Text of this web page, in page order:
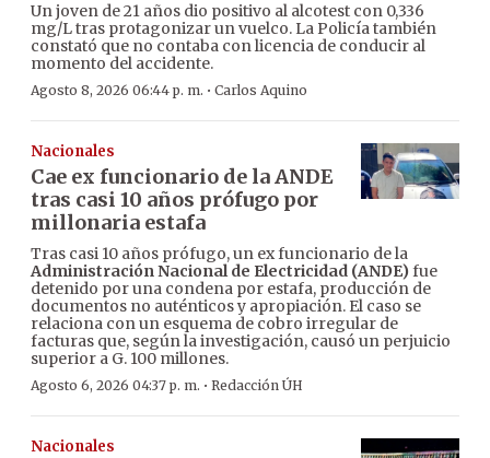
Un joven de 21 años dio positivo al alcotest con 0,336
mg/L tras protagonizar un vuelco. La Policía también
constató que no contaba con licencia de conducir al
momento del accidente.
Agosto 8, 2026 06:44 p. m. · Carlos Aquino
Nacionales
Cae ex funcionario de la ANDE
tras casi 10 años prófugo por
millonaria estafa
Tras casi 10 años prófugo, un ex funcionario de la
Administración Nacional de Electricidad (ANDE)fue
detenido por una condena por estafa, producción de
documentos no auténticos y apropiación. El caso se
relaciona con un esquema de cobro irregular de
facturas que, según la investigación, causó un perjuicio
superior a G. 100 millones.
Agosto 6, 2026 04:37 p. m. · Redacción ÚH
Nacionales